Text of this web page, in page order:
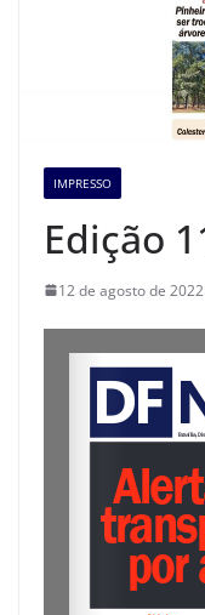
IMPRESSO
Edição
12 de agosto de 2022